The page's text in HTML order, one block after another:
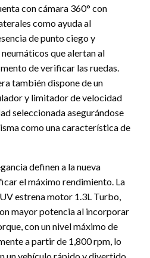
con cámara 360° con
como ayuda al
de punto ciego y
que alertan al
de verificar las ruedas.
también dispone de un
y limitador de velocidad
seleccionada asegurándose
como una característica de
definen a la nueva
el máximo rendimiento. La
estrena motor 1.3L Turbo,
mayor potencia al incorporar
con un nivel máximo de
a partir de 1,800 rpm, lo